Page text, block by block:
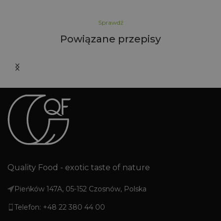
Sprawdź
Powiązane przepisy
Quality Food - exotic taste of nature
Pieńków 147A, 05-152 Czosnów, Polska
Telefon: +48 22 380 44 00